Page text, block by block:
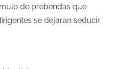
de prebendas que
se dejaran seducir.